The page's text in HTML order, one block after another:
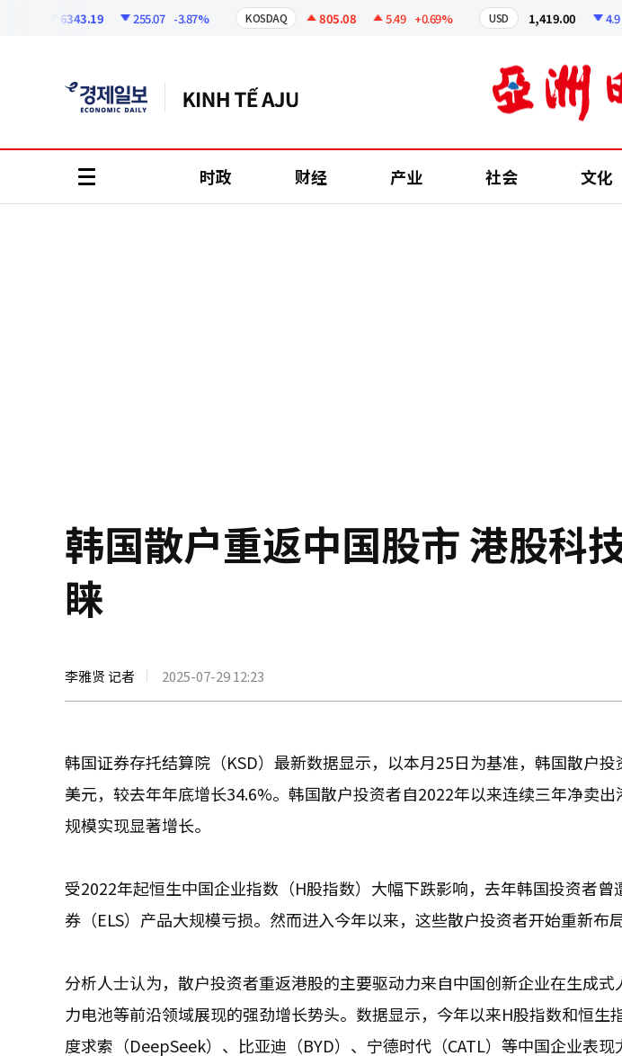
6343.19 255.07 -3.87% KOSDAQ 805.08 5.49 +0.69% USD 1,419.00 4.9 -
时政 财经 产业 社会 文化
韩国散户重返中国股市 港股科
睐
李雅贤 记者 2025-07-29 12:23
韩国证券存托结算院（KSD）最新数据显示，以本月25日为基准，韩国散户
美元，较去年年底增长34.6%。韩国散户投资者自2022年以来连续三年净卖
规模实现显著增长。
受2022年起恒生中国企业指数（H股指数）大幅下跌影响，去年韩国投资者
券（ELS）产品大规模亏损。然而进入今年以来，这些散户投资者开始重新布
分析人士认为，散户投资者重返港股的主要驱动力来自中国创新企业在生成
力电池等前沿领域展现的强劲增长势头。数据显示，今年以来H股指数和恒生
度求索（DeepSeek）、比亚迪（BYD）、宁德时代（CATL）等中国企业表